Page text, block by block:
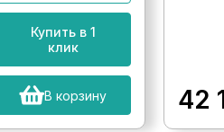
Купить в 1
клик
В корзину 42